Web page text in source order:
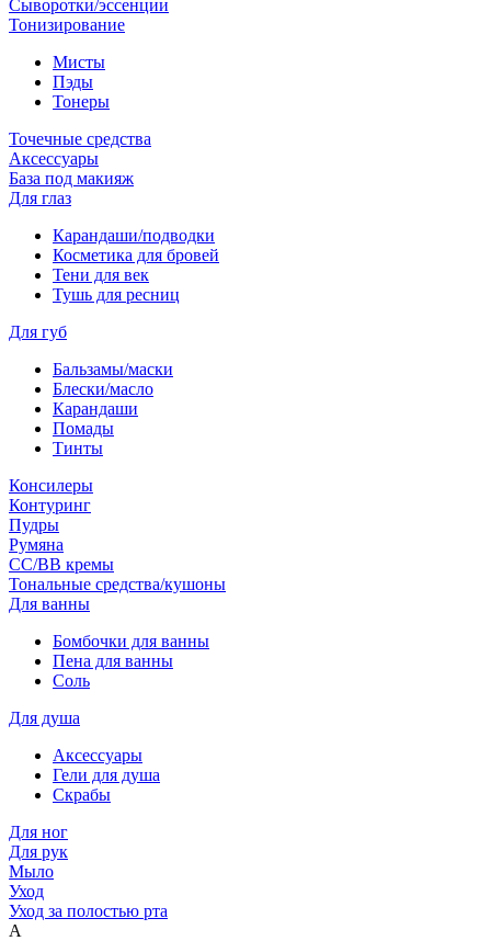
Сыворотки/эссенции
Тонизирование
Мисты
Пэды
Тонеры
Точечные средства
Аксессуары
База под макияж
Для глаз
Карандаши/подводки
Косметика для бровей
Тени для век
Тушь для ресниц
Для губ
Бальзамы/маски
Блески/масло
Карандаши
Помады
Тинты
Консилеры
Контуринг
Пудры
Румяна
СС/ВВ кремы
Тональные средства/кушоны
Для ванны
Бомбочки для ванны
Пена для ванны
Соль
Для душа
Аксессуары
Гели для душа
Скрабы
Для ног
Для рук
Мыло
Уход
Уход за полостью рта
A